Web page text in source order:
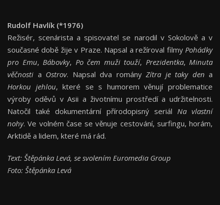
Rudolf Havlík (*1976)
Režisér, scenárista a spisovatel se narodil v Sokolově a v
současné době žije v Praze. Napsal a režíroval filmy Pohádky
pro Emu, Bábovky, Po čem muži touží, Prezidentka, Minuta
věčnosti a Ostrov. Napsal dva romány Zítra je taky den a
Horkou jehlou, které se s humorem věnují problematice
výroby oděvů v Asii a životnímu prostředí a udržitelnosti.
Natočil také dokumentární přírodopisný seriál Na vlastní
nohy. Ve volném čase se věnuje cestování, surfingu, horám,
Arktidě a lidem, které má rád.
Text: Štěpánka Levá, se svolením Euromedia Group
Foto: Štěpánka Levá